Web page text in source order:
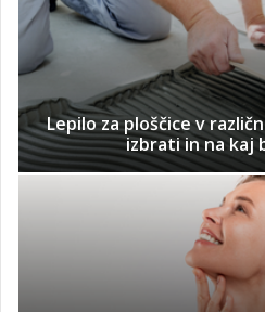
Lepilo za ploščice v
izbrati in na kaj